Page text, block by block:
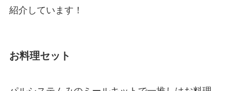
紹介しています！
お料理セット